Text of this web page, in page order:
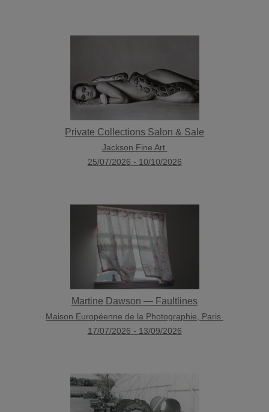
Private Collections Salon & Sale
Jackson Fine Art
25/07/2026 - 10/10/2026
Martine Dawson — Faultlines
Maison Européenne de la Photographie, Paris
17/07/2026 - 13/09/2026